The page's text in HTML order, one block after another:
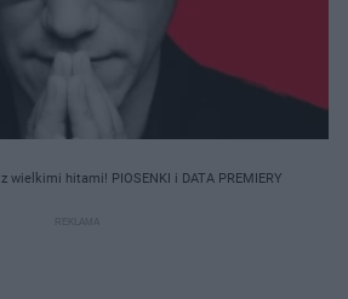
wielkimi hitami! PIOSENKI i DATA PREMIERY